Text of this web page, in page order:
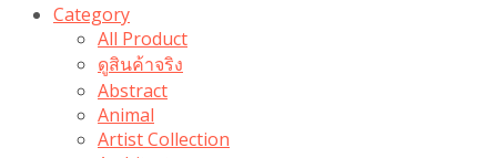
Category
All Product
ดูสินค้าจริง
Abstract
Animal
Artist Collection